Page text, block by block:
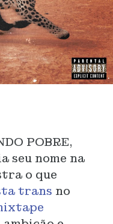
POBRE,
seu nome na
o que
trans no